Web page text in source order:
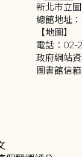
新北市立
總館地址
【地圖】
電話：02-
政府網站
圖書館信